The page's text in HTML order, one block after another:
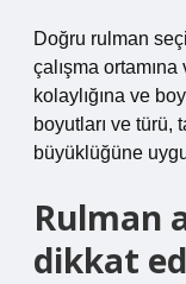
Doğru rulman
çalışma
kolaylığına ve
boyutları ve türü,
büyüklüğüne
Rulman
dikkat